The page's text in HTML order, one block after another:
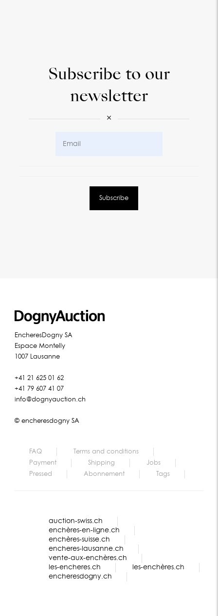
Subscribe to our
newsletter
×
EncheresDogny SA
Espace Montelly
1007 Lausanne
+41 21 625 01 62
+41 79 607 41 07
info@dognyauction.ch
© encheresdogny SA
FAQ
Terms and conditions
Payment
Shipping
Jobs
Pressed
Abonnement Tags
auction-swiss.ch
enchères-en-ligne.ch
enchères-suisse.ch
encheres-lausanne.ch
vente-aux-enchères.ch
les-encheres.ch
les-enchères.ch
encheresdogny.ch